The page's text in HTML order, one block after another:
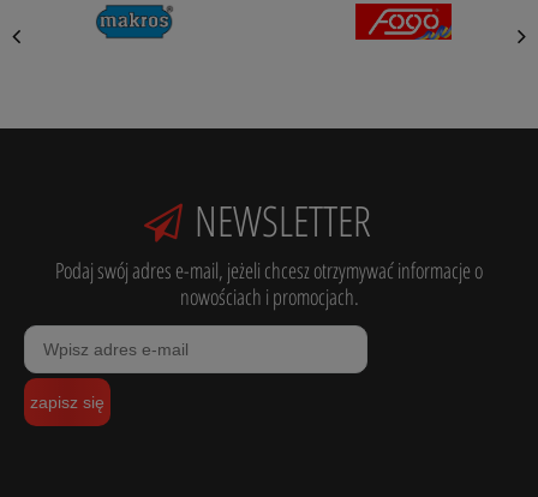
NEWSLETTER
Podaj swój adres e-mail, jeżeli chcesz otrzymywać informacje o
nowościach i promocjach.
zapisz się